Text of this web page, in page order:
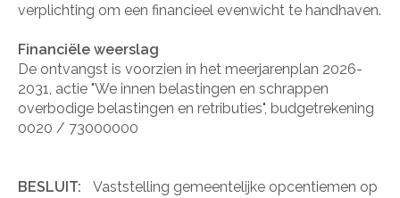
verplichting om een financieel evenwicht te handhaven.
Financiële weerslag
De ontvangst is voorzien in het meerjarenplan 2026-
2031, actie "We innen belastingen en schrappen
overbodige belastingen en retributies", budgetrekening
0020 / 73000000
BESLUIT:
Vaststelling gemeentelijke opcentiemen op